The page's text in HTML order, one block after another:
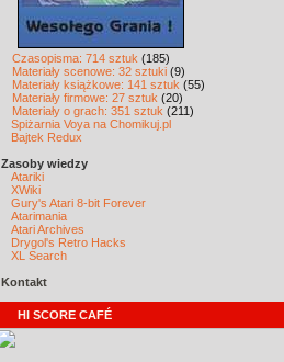
Czasopisma: 714 sztuk (185)
Materiały scenowe: 32 sztuki (9)
Materiały książkowe: 141 sztuk (55)
Materiały firmowe: 27 sztuk (20)
Materiały o grach: 351 sztuk (211)
Spiżarnia Voya na Chomikuj.pl
Bajtek Redux
Zasoby wiedzy
Atariki
XWiki
Gury's Atari 8-bit Forever
Atarimania
Atari Archives
Drygol's Retro Hacks
XL Search
Kontakt
HI SCORE CAFÉ